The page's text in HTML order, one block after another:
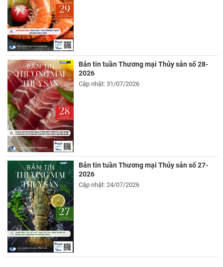
Bản tin tuần Thương mại Thủy sản số 28-
2026
Cập nhật: 31/07/2026
Bản tin tuần Thương mại Thủy sản số 27-
2026
Cập nhật: 24/07/2026